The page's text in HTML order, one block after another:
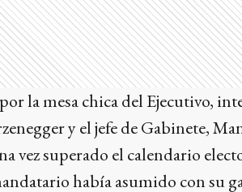
la mesa chica del Ejecutivo,
y el jefe de Gabinete,
vez superado el calendario
había asumido con su